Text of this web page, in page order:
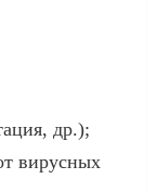
др.);
вирусных